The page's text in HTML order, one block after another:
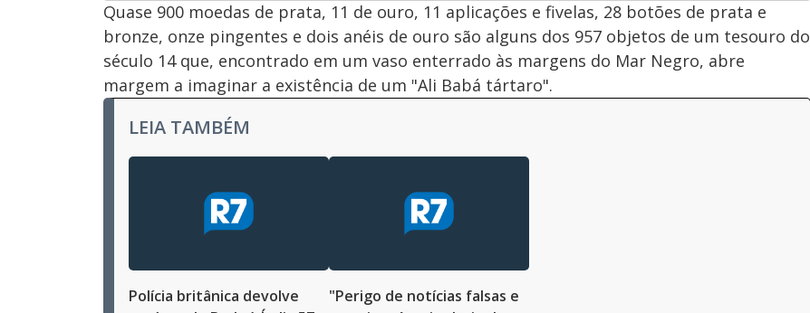
Quase 900 moedas de prata, 11 de ouro, 11 aplicações e fivelas, 28 botões de prata e
bronze, onze pingentes e dois anéis de ouro são alguns dos 957 objetos de um tesouro do
século 14 que, encontrado em um vaso enterrado às margens do Mar Negro, abre
margem a imaginar a existência de um "Ali Babá tártaro".
LEIA TAMBÉM
Polícia britânica devolve
"Perigo de notícias falsas e